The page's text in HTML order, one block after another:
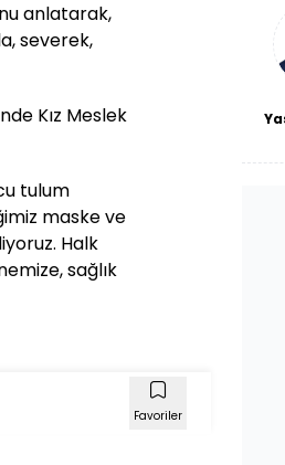
anlatarak,
severek,
Kız Meslek
tulum
maske ve
Halk
sağlık
Favoriler